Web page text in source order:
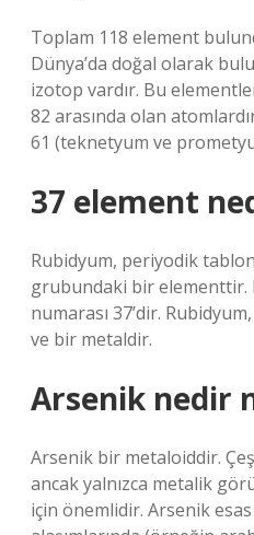
Toplam 118 element
Dünya’da doğal olarak
izotop vardır. Bu
82 arasında olan
61 (teknetyum ve
37 element
Rubidyum, periyodik
grubundaki bir elementtir.
numarası 37’dir.
ve bir metaldir.
Arsenik nedir
Arsenik bir metaloiddir.
ancak yalnızca metalik
için önemlidir. Arsenik